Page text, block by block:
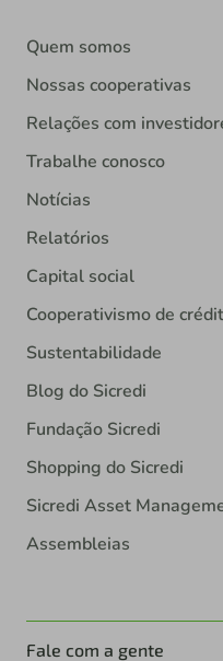
Quem somos
Nossas cooperativas
Relações com
Trabalhe conosco
Notícias
Relatórios
Capital social
Cooperativismo de
Sustentabilidade
Blog do Sicredi
Fundação Sicredi
Shopping do Sicredi
Sicredi Asset
Assembleias
Fale com a gente